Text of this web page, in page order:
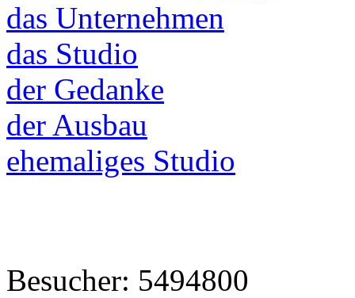
das Unternehmen
das Studio
der Gedanke
der Ausbau
ehemaliges Studio
Besucher: 5494800